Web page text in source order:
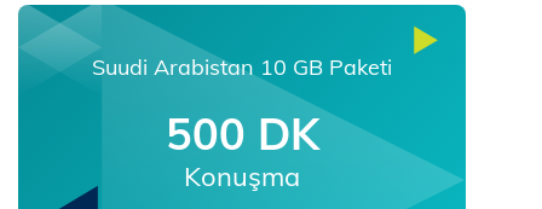
Suudi Arabistan 10 GB Paketi
500 DK
Konuşma